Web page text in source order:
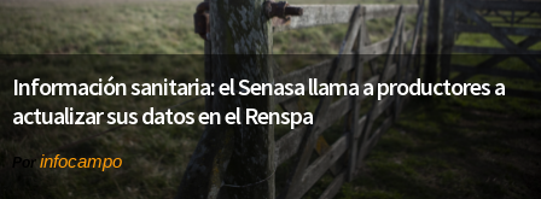
Información sanitaria: el Senasa llama a productores a
actualizar sus datos en el Renspa
Por infocampo